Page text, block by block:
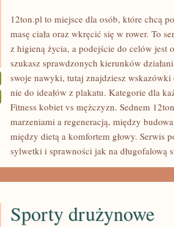
12ton.pl to miejsce dla osób, które chcą
masę ciała oraz wkręcić się w rower. To
z higieną życia, a podejście do celów jest
szukasz sprawdzonych kierunków
swoje nawyki, tutaj znajdziesz wskazówki
nie do ideałów z plakatu. Kategorie dla
Fitness kobiet vs mężczyzn. Sednem
marzeniami a regeneracją, między
między dietą a komfortem głowy. Serwis
sylwetki i sprawności jak na długofalową
Sporty drużynowe